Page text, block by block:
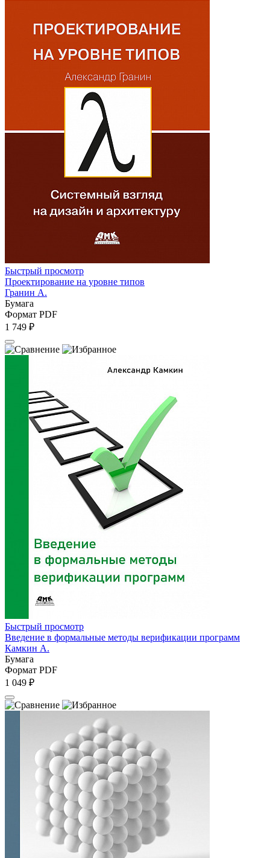
Быстрый просмотр
Проектирование на уровне типов
Гранин А.
Бумага
Формат PDF
1 749 ₽
Быстрый просмотр
Введение в формальные методы верификации программ
Камкин А.
Бумага
Формат PDF
1 049 ₽